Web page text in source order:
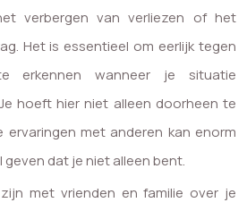
verbergen van verliezen of het
Het is essentieel om eerlijk tegen
wanneer je situatie
hoeft hier niet alleen doorheen te
met anderen kan enorm
dat je niet alleen bent.
met vrienden en familie over je